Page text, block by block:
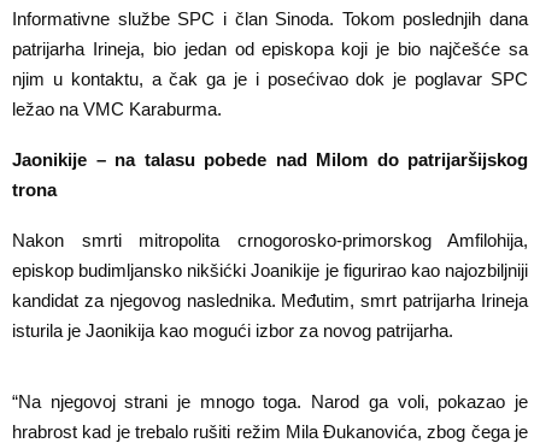
Informativne službe SPC i član Sinoda. Tokom poslednjih dana
patrijarha Irineja, bio jedan od episkopa koji je bio najčešće sa
njim u kontaktu, a čak ga je i posećivao dok je poglavar SPC
ležao na VMC Karaburma.
Jaonikije – na talasu pobede nad Milom do patrijaršijskog
trona
Nakon smrti mitropolita crnogorosko-primorskog Amfilohija,
episkop budimljansko nikšićki Joanikije je figurirao kao najozbiljniji
kandidat za njegovog naslednika. Međutim, smrt patrijarha Irineja
isturila je Jaonikija kao mogući izbor za novog patrijarha.
“Na njegovoj strani je mnogo toga. Narod ga voli, pokazao je
hrabrost kad je trebalo rušiti režim Mila Đukanovića, zbog čega je